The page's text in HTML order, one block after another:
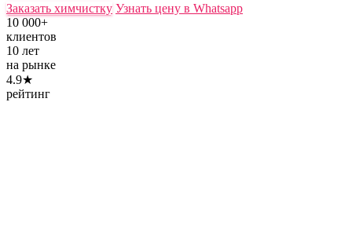
Заказать химчистку Узнать цену в Whatsapp
10 000+
клиентов
10 лет
на рынке
4.9★
рейтинг